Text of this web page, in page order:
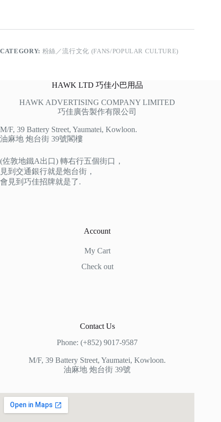
CATEGORY: 粉絲／流行文化 (FANS/POPULAR CULTURE)
HAWK LTD 巧佳小巴用品
HAWK ADVERTISING COMPANY LIMITED
巧佳廣告製作有限公司
M/F, 39 Battery Street, Yaumatei, Kowloon.
油麻地 炮台街 39號閣樓
(佐敦地鐵A出口) 轉右行五個街口，
見到交通銀行就是炮台街，
會見到巧佳招牌就是了.
Account
My Cart
Check out
Contact Us
Phone: (+852) 9017-9587
M/F, 39 Battery Street, Yaumatei, Kowloon.
油麻地 炮台街 39號